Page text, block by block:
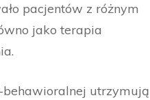
pacjentów z różnym
jako terapia
behawioralnej utrzymują